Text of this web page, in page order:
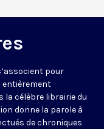
pour
entièrement
la célèbre librairie du
donne la parole à
de chroniques